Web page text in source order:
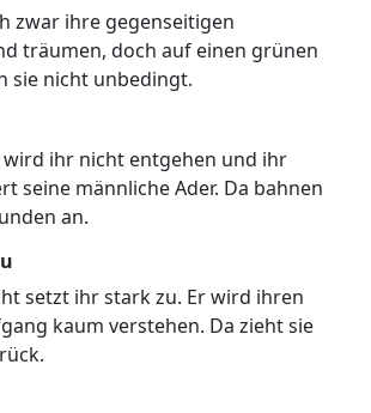
zwar ihre gegenseitigen
träumen, doch auf einen grünen
sie nicht unbedingt.
ihr nicht entgehen und ihr
seine männliche Ader. Da bahnen
an.
setzt ihr stark zu. Er wird ihren
kaum verstehen. Da zieht sie